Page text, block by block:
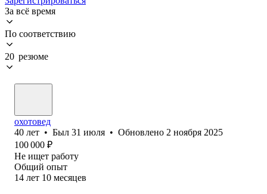
За всё время
По соответствию
20 резюме
охотовед
40 лет • Был 31 июля • Обновлено 2 ноября 2025
100 000 ₽
Не ищет работу
Общий опыт
14 лет 10 месяцев